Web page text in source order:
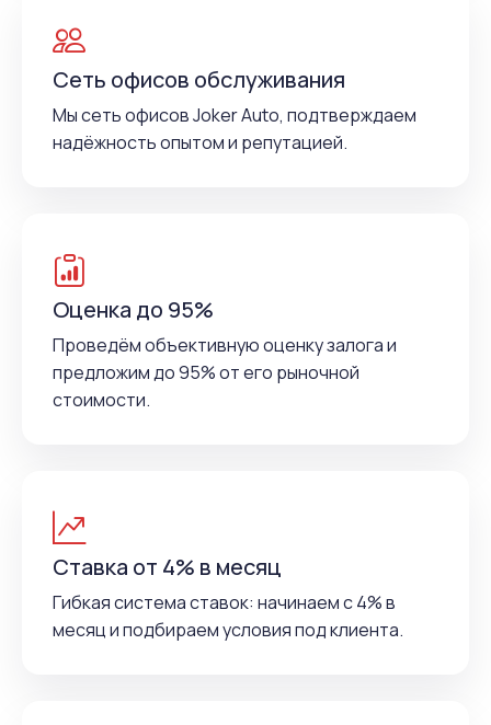
Сеть офисов обслуживания
Мы сеть офисов Joker Auto, подтверждаем
надёжность опытом и репутацией.
Оценка до 95%
Проведём объективную оценку залога и
предложим до 95% от его рыночной
стоимости.
Ставка от 4% в месяц
Гибкая система ставок: начинаем с 4% в
месяц и подбираем условия под клиента.